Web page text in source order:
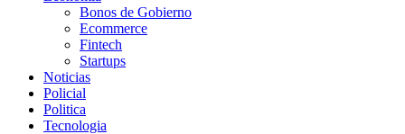
Bonos de Gobierno
Ecommerce
Fintech
Startups
Noticias
Policial
Politica
Tecnologia